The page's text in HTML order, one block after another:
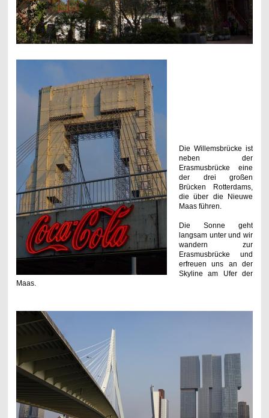
Die Willemsbrücke ist
neben der
Erasmusbrücke eine
der drei großen
Brücken Rotterdams,
die über die Nieuwe
Maas führen.
Die Sonne geht
langsam unter und wir
wandern zur
Erasmusbrücke und
erfreuen uns an der
Skyline am Ufer der
Maas.